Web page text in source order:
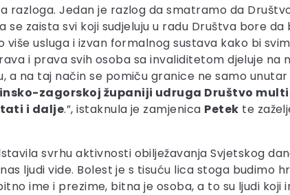
razloga. Jedan je razlog da smatramo da
se zaista svi koji sudjeluju u radu Društva bore da
više usluga i izvan formalnog sustava kako bi
i prava svih osoba sa invaliditetom djeluje na
na taj način se pomiču granice ne samo unutar
zagorskoj županiji udruga Društvo
i dalje.”, istaknula je zamjenica Petek te
svrhu aktivnosti obilježavanja Svjetskog
ljudi vide. Bolest je s tisuću lica stoga budimo
ime i prezime, bitna je osoba, a to su ljudi koji